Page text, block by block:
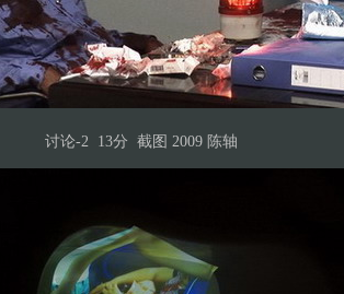
讨论-2 13分 截图 2009 陈轴